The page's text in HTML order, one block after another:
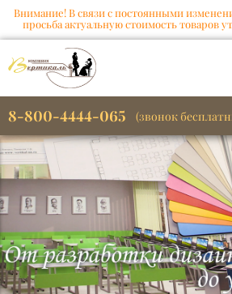
Внимание! В связи с постоянными
просьба актуальную стоимость товаров
8-800-4444-065 (звонок